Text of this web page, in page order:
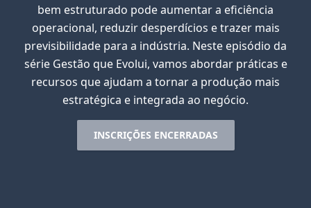
bem estruturado pode aumentar a eficiência
operacional, reduzir desperdícios e trazer mais
previsibilidade para a indústria. Neste episódio da
série Gestão que Evolui, vamos abordar práticas e
recursos que ajudam a tornar a produção mais
estratégica e integrada ao negócio.
INSCRIÇÕES ENCERRADAS